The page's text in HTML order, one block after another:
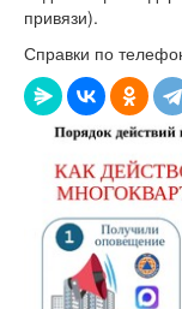
привязи).
Справки по